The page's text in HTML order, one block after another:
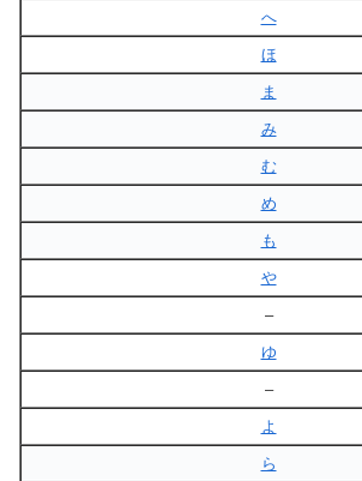
へ
ほ
ま
み
む
め
も
や
–
ゆ
–
よ
ら